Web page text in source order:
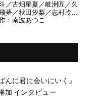
／古畑星夏／岐洲匠／久
夢／秋田汐梨／志村玲於
凌嘉／白川和子／橋本じ
：南波あつこ
んに君に会いにいく』
加 インタビュー